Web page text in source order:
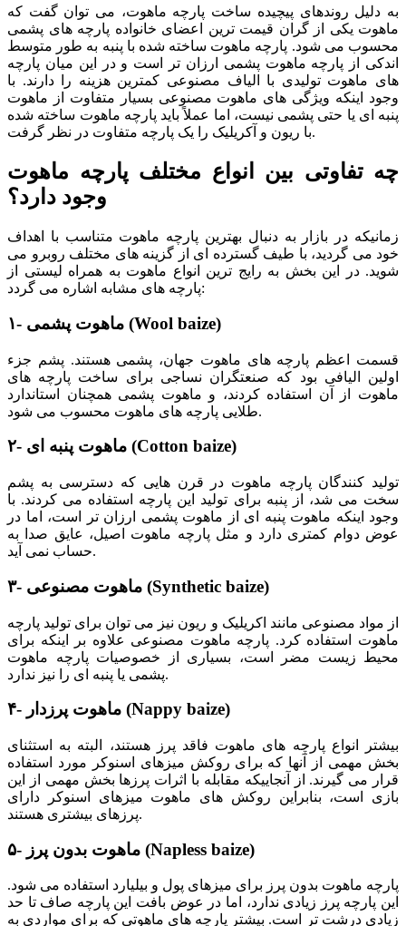
به دلیل روندهای پیچیده ساخت پارچه ماهوت، می توان گفت که
ماهوت یکی از گران قیمت ترین اعضای خانواده پارچه های پشمی
محسوب می شود. پارچه ماهوت ساخته شده با پنبه به طور متوسط
اندکی از پارچه ماهوت پشمی ارزان تر است و در این میان پارچه
های ماهوت تولیدی با الیاف مصنوعی کمترین هزینه را دارند. با
وجود اینکه ویژگی های ماهوت مصنوعی بسیار متفاوت از ماهوت
پنبه ای یا حتی پشمی نیست، اما عملاً باید پارچه ماهوت ساخته شده
با ریون و آکریلیک را یک پارچه متفاوت در نظر گرفت.
چه تفاوتی بین انواع مختلف پارچه ماهوت
وجود دارد؟
زمانیکه در بازار به دنبال بهترین پارچه ماهوت متناسب با اهداف
خود می گردید، با طیف گسترده ای از گزینه های مختلف روبرو می
شوید. در این بخش به رایج ترین انواع ماهوت به همراه لیستی از
پارچه های مشابه اشاره می گردد:
۱- ماهوت پشمی (Wool baize)
قسمت اعظم پارچه های ماهوت جهان، پشمی هستند. پشم جزء
اولین الیافی بود که صنعتگران نساجی برای ساخت پارچه های
ماهوت از آن استفاده کردند، و ماهوت پشمی همچنان استاندارد
طلایی پارچه های ماهوت محسوب می شود.
۲- ماهوت پنبه ای (Cotton baize)
تولید کنندگان پارچه ماهوت در قرن هایی که دسترسی به پشم
سخت می شد، از پنبه برای تولید این پارچه استفاده می کردند. با
وجود اینکه ماهوت پنبه ای از ماهوت پشمی ارزان تر است، اما در
عوض دوام کمتری دارد و مثل پارچه ماهوت اصیل، عایق صدا به
حساب نمی آید.
۳- ماهوت مصنوعی (Synthetic baize)
از مواد مصنوعی مانند اکریلیک و ریون نیز می توان برای تولید پارچه
ماهوت استفاده کرد. پارچه ماهوت مصنوعی علاوه بر اینکه برای
محیط زیست مضر است، بسیاری از خصوصیات پارچه ماهوت
پشمی یا پنبه ای را نیز ندارد.
۴- ماهوت پرزدار (Nappy baize)
بیشتر انواع پارچه های ماهوت فاقد پرز هستند، البته به استثنای
بخش مهمی از آنها که برای روکش میزهای اسنوکر مورد استفاده
قرار می گیرند. از آنجاییکه مقابله با اثرات پرزها بخش مهمی از این
بازی است، بنابراین روکش های ماهوت میزهای اسنوکر دارای
پرزهای بیشتری هستند.
۵- ماهوت بدون پرز (Napless baize)
پارچه ماهوت بدون پرز برای میزهای پول و بیلیارد استفاده می شود.
این پارچه پرز زیادی ندارد، اما در عوض بافت این پارچه صاف تا حد
زیادی درشت تر است. بیشتر پارچه های ماهوتی که برای مواردی به